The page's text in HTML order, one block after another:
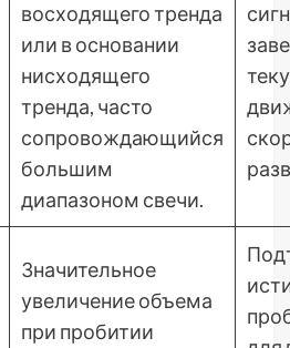
восходящего тренда
или в основании
нисходящего
тренда, часто
сопровождающийся
большим
диапазоном свечи.
Значительное
увеличение объема
при пробитии